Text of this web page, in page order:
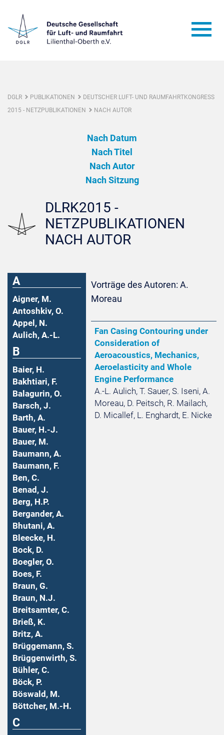
DGLR PUBLIKATIONEN
DEUTSCHER LUFT- UND RAUMFAHRTKONGRESS
2015 - NETZPUBLIKATIONEN
NACH AUTOR
Nach Datum
Nach Titel
Nach Autor
Nach Sitzung
DLRK2015 -
NETZPUBLIKATIONEN
NACH AUTOR
A
Aigner, M.
Antoshkiv, O.
Appel, N.
Aulich, A.-L.
B
Baier, H.
Bakhtiari, F.
Balagurin, O.
Barsch, J.
Barth, A.
Bauer, H.-J.
Bauer, M.
Baumann, A.
Baumann, F.
Ben, C.
Benad, J.
Berg, H.P.
Bergander, A.
Bhutani, A.
Bleecke, H.
Bock, D.
Boegler, O.
Boes, F.
Braun, G.
Braun, N.J.
Breitsamter, C.
Brieß, K.
Britz, A.
Brüggemann, S.
Brüggenwirth, S.
Bühler, C.
Böck, P.
Böswald, M.
Böttcher, M.-H.
C
Vorträge des Autoren: A.
Moreau
Fan Casing Contouring under
Consideration of
Aeroacoustics, Mechanics,
Aeroelasticity and Whole
Engine Performance
A.-L. Aulich, T. Sauer, S. Iseni, A.
Moreau, D. Peitsch, R. Mailach,
D. Micallef, L. Enghardt, E. Nicke